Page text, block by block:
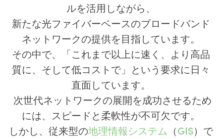
ルを活用しながら、
新たな光ファイバーベースのブロードバンド
ネットワークの提供を目指しています。
その中で、「これまで以上に速く、より高品
質に、そして低コストで」という要求に日々
直面しています。
次世代ネットワークの展開を成功させるため
には、スピードと柔軟性が不可欠です。
しかし、従来型の地理情報システム （GIS）で